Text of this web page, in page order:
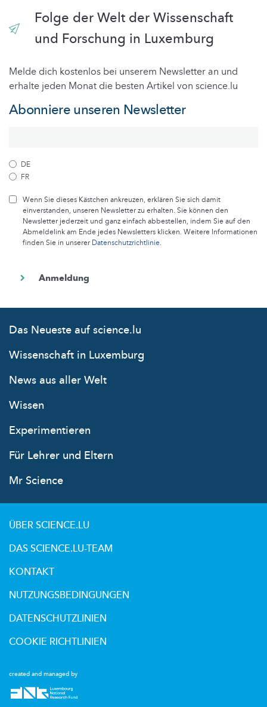
Folge der Welt der Wissenschaft
und Forschung in Luxemburg
Melde dich kostenlos bei unserem Newsletter an und
erhalte jeden Monat die besten Artikel von science.lu
Abonniere unseren Newsletter
DE
FR
Wenn Sie dieses Kästchen ankreuzen, erklären Sie sich damit
einverstanden, unseren Newsletter zu erhalten. Sie können den
Newsletter jederzeit und ganz einfach abbestellen, indem Sie auf den
Abmeldelink am Ende jedes Newsletters klicken. Weitere Informationen
finden Sie in unsererDatenschutzrichtlinie.
Das Neueste auf science.lu
Wissenschaft in Luxemburg
News aus aller Welt
Wissen
Experimentieren
Für Lehrer und Eltern
Mr Science
created and managed by
ÜBER SCIENCE.LU
DAS SCIENCE.LU-TEAM
KONTAKT
NUTZUNGSBEDINGUNGEN
DATENSCHUTZLINIEN
COOKIE RICHTLINIEN